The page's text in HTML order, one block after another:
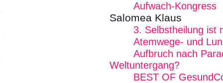
Aufwach-Kongress
Salomea Klaus
3. Selbstheilung ist
Atemwege- und
Aufbruch nach
Weltuntergang?
BEST OF